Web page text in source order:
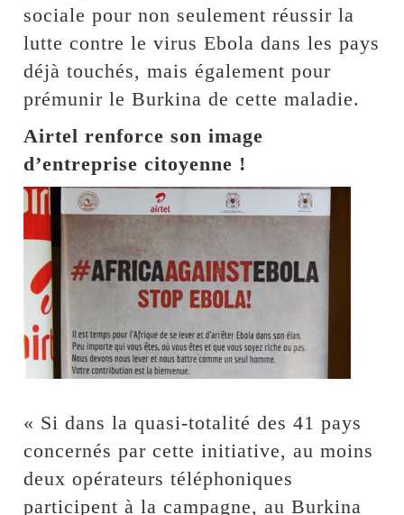
sociale pour non seulement réussir la
lutte contre le virus Ebola dans les pays
déjà touchés, mais également pour
prémunir le Burkina de cette maladie.
Airtel renforce son image
d’entreprise citoyenne !
« Si dans la quasi-totalité des 41 pays
concernés par cette initiative, au moins
deux opérateurs téléphoniques
participent à la campagne, au Burkina